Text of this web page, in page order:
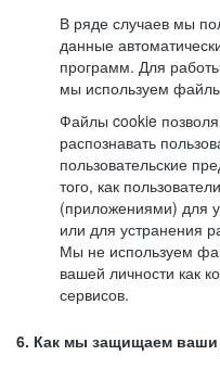
В ряде случаев мы
данные
программ. Для
мы используем
Файлы cookie
распознавать
пользовательские
того, как
(приложениями) для
или для устранения
Мы не используем
вашей личности как
сервисов.
6. Как мы защищаем